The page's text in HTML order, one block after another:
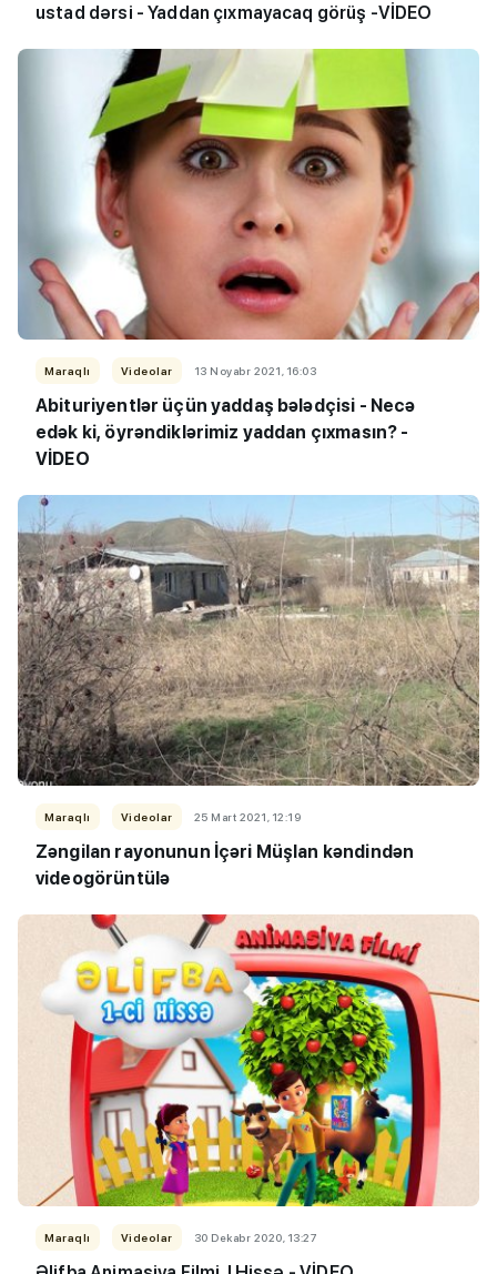
ustad dərsi - Yaddan çıxmayacaq görüş -VİDEO
Maraqlı Videolar 13 Noyabr 2021, 16:03
Abituriyentlər üçün yaddaş bələdçisi - Necə
edək ki, öyrəndiklərimiz yaddan çıxmasın? -
VİDEO
Maraqlı Videolar 25 Mart 2021, 12:19
Zəngilan rayonunun İçəri Müşlan kəndindən
videogörüntülə
Maraqlı Videolar 30 Dekabr 2020, 13:27